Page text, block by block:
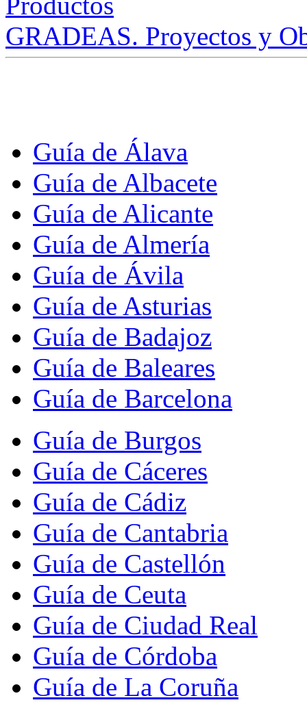
GRADEAS. Proyectos y
Guía de Álava
Guía de Albacete
Guía de Alicante
Guía de Almería
Guía de Ávila
Guía de Asturias
Guía de Badajoz
Guía de Baleares
Guía de Barcelona
Guía de Burgos
Guía de Cáceres
Guía de Cádiz
Guía de Cantabria
Guía de Castellón
Guía de Ceuta
Guía de Ciudad Real
Guía de Córdoba
Guía de La Coruña